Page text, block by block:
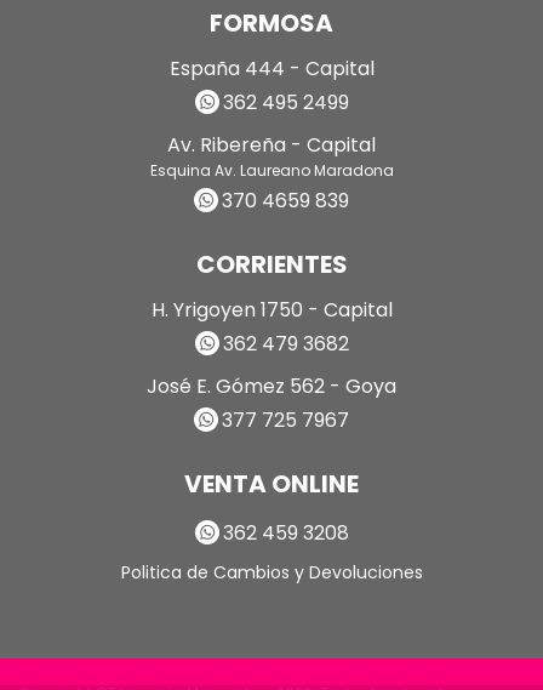
FORMOSA
España 444 - Capital
362 495 2499
Av. Ribereña - Capital
Esquina Av. Laureano Maradona
370 4659 839
CORRIENTES
H. Yrigoyen 1750 - Capital
362 479 3682
José E. Gómez 562 - Goya
377 725 7967
VENTA ONLINE
362 459 3208
Politica de Cambios y Devoluciones